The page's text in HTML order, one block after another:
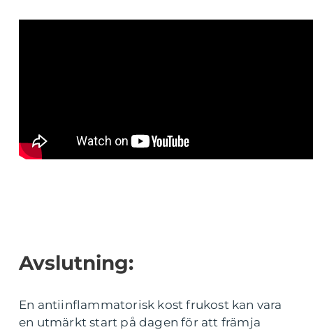
Avslutning:
En antiinflammatorisk kost frukost kan vara
en utmärkt start på dagen för att främja